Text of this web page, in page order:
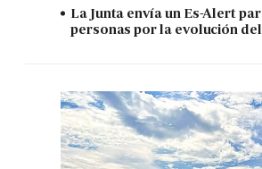
La Junta envía un Es-Alert
personas por la evolución